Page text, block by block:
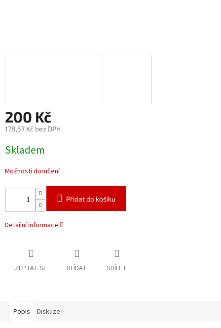
200 Kč
178,57 Kč bez DPH
cena:
Skladem
Možnosti doručení
Přidat do košíku
Detailní informace
ZEPTAT SE HLÍDAT SDÍLET
Popis Diskuze